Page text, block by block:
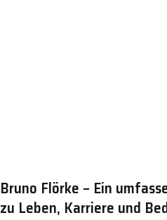
Bruno Flörke – Ein
zu Leben, Karriere und